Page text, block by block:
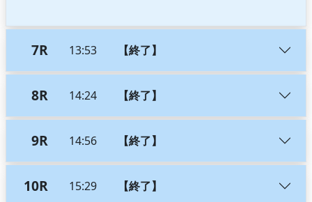
7R 13:53 【終了】
8R 14:24 【終了】
9R 14:56 【終了】
10R 15:29 【終了】